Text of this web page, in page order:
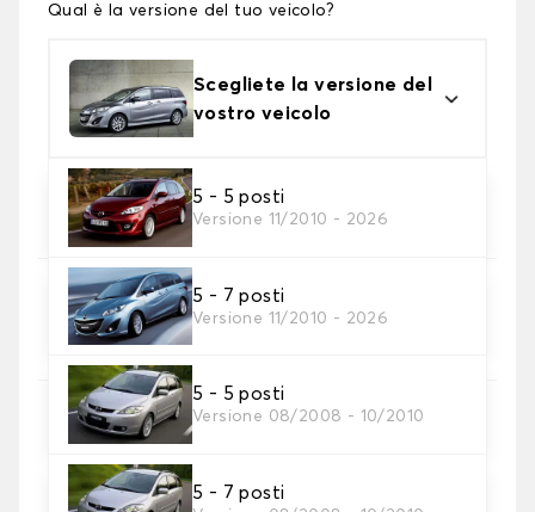
Qual è la versione del tuo veicolo?
Scegliete la versione del
vostro veicolo
5 - 5 posti
Versione 11/2010 - 2026
5 - 7 posti
Versione 11/2010 - 2026
5 - 5 posti
Versione 08/2008 - 10/2010
5 - 7 posti
2. Materiale
Scegli il materiale del tappetini auto
3. Set di tappetini
Selezionare il numero di tappetini per auto
necessari.
4. Colori dei tappetini
Scegli il materiale del tappetino auto.